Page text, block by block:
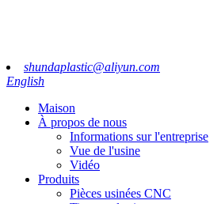
shundaplastic@aliyun.com
English
Maison
À propos de nous
Informations sur l'entreprise
Vue de l'usine
Vidéo
Produits
Pièces usinées CNC